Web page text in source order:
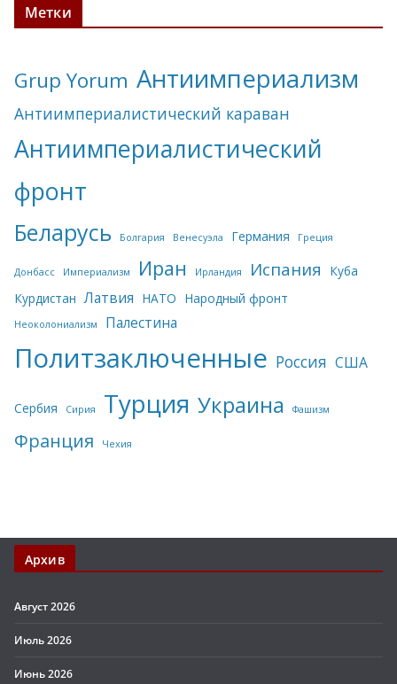
Метки
Grup Yorum Антиимпериализм
Антиимпериалистический караван
Антиимпериалистический
фронт
Беларусь Болгария Венесуэла Германия Греция
Донбасс Империализм Иран Ирландия Испания
Куба
Курдистан Латвия НАТО Народный фронт
Неоколониализм Палестина
Политзаключенные Россия США
Сербия Сирия Турция Украина Фашизм
Франция Чехия
Архив
Август 2026
Июль 2026
Июнь 2026